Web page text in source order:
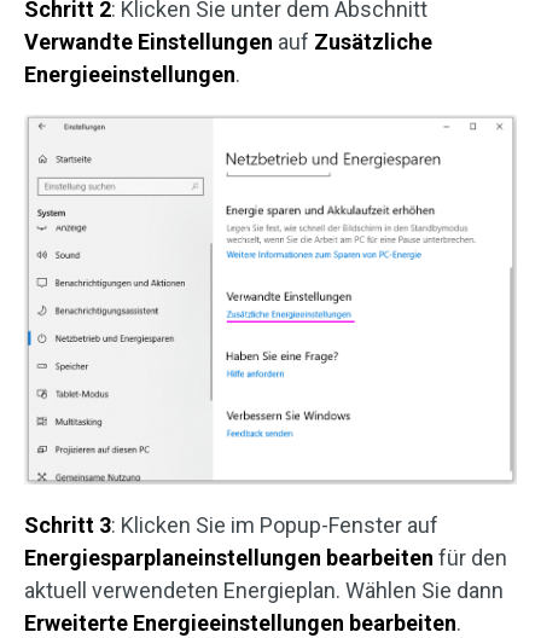
Schritt 2: Klicken Sie unter dem Abschnitt
Verwandte Einstellungen auf Zusätzliche
Energieeinstellungen.
Schritt 3: Klicken Sie im Popup-Fenster auf
Energiesparplaneinstellungen bearbeiten für den
aktuell verwendeten Energieplan. Wählen Sie dann
Erweiterte Energieeinstellungen bearbeiten.